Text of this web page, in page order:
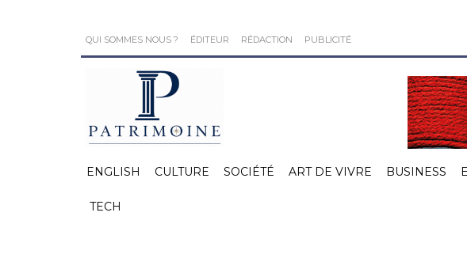
QUI SOMMES NOUS ? ÉDITEUR RÉDACTION PUBLICITÉ
ENGLISH CULTURE SOCIÉTÉ ART DE VIVRE BUSINESS
TECH